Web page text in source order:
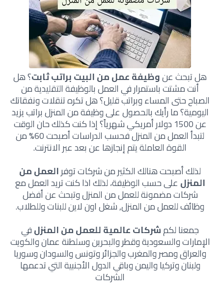
هل تبحث عنوظيفة عمل من البيت براتب ثابت؟ هل
أنت مشتت باستمرار في العمل بالوظيفة التقليدية من
الصباح حتى المساء وبراتب قليل؟ هل تكره تنقلات ونفقاتك
اليومية؟ ما رأيك بالحصول على وظيفة من المنزل براتب يزيد
عن 1500 دولار أمريكي شهرياً؟ إذا كنت كذلك حان الوقت
لتبدأ العمل من المنزل فحسب الدراسات أصبحت 60% من
القوة العاملة يتم إنجازها عن بعد عبر الانترنت.
لذلك أصبحت هنالك الكثير من شركات توفرالعمل من
المنزل على حسب الوظيفة، لذلك اذا كنت تريد العمل مع
شركات مضمونة للعمل من المنزل وتبحث عن أفضل
وظائف للعمل من المنزل, شغل اون لاين للبنات وللطلاب.
جمعنا لكمشركات عالمية للعمل من المنزلفي
الإمارات والسعودية وقطر والبحرين وسلطنة عمان والكويت
والعراق ومصر والمغرب والجزائر وتونس والسودان وسوريا
ولبنان وتركيا واليمن وباقي الدول الأجنبية التي تدعمها
الشركات